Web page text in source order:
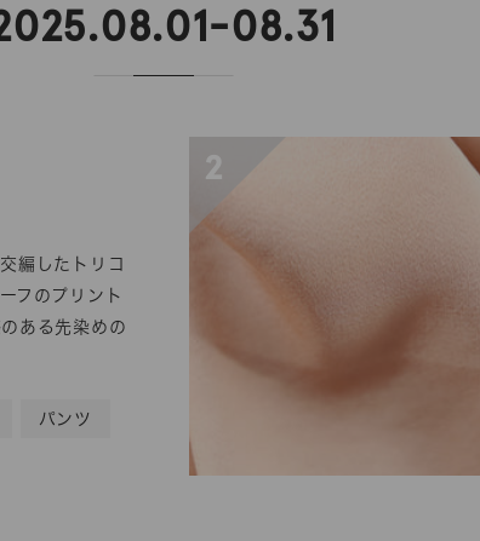
08.31
編したトリコ
フのプリント
ある先染めの
パンツ
2